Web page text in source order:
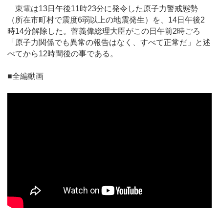
東電は13日午後11時23分に発令した原子力警戒態勢
（所在市町村で震度6弱以上の地震発生）を、14日午後2
時14分解除した。菅義偉総理大臣がこの日午前2時ごろ
「原子力関係でも異常の報告はなく、すべて正常だ」と述
べてから12時間後の事である。
■全編動画